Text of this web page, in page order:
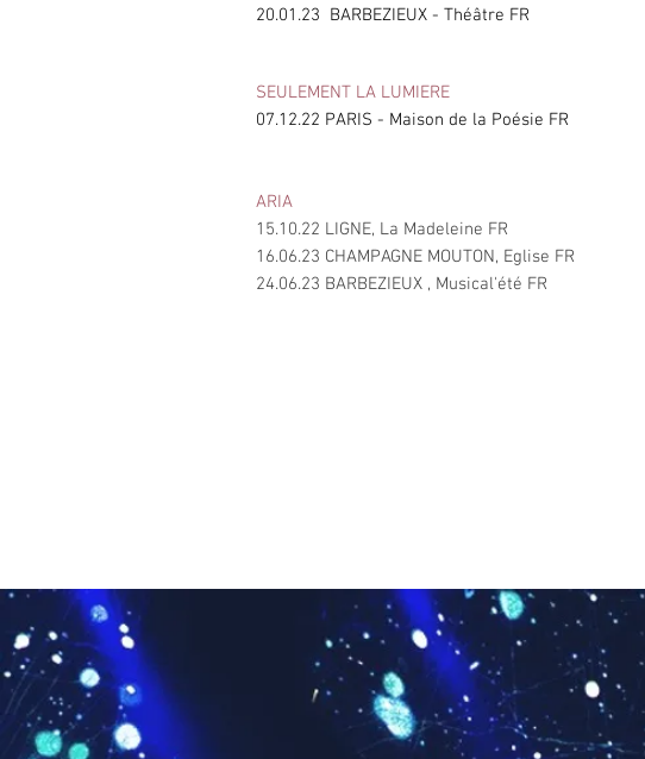
20.01.23 BARBEZIEUX - Théâtre FR
SEULEMENT LA LUMIERE
07.12.22 PARIS - Maison de la Poésie FR
ARIA
15.10.22 LIGNE, La Madeleine FR
16.06.23 CHAMPAGNE MOUTON, Eglise FR
24.06.23 BARBEZIEUX , Musical'été FR